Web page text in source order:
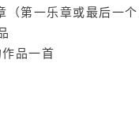
（第一乐章或最后一
品一首